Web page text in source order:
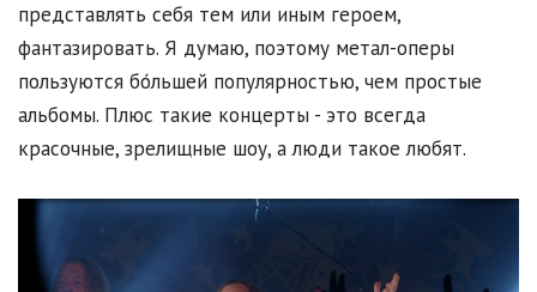
представлять себя тем или иным героем,
фантазировать. Я думаю, поэтому метал-оперы
пользуются бо́льшей популярностью, чем простые
альбомы. Плюс такие концерты - это всегда
красочные, зрелищные шоу, а люди такое любят.